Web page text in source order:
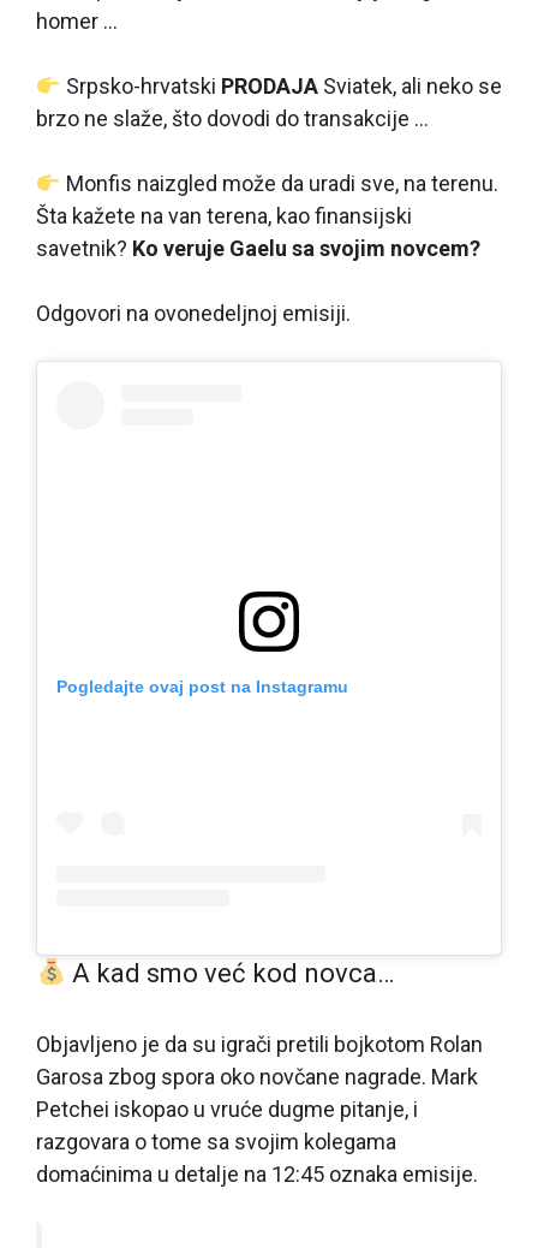
homer …
Srpsko-hrvatski PRODAJASviatek, ali neko se
brzo ne slaže, što dovodi do transakcije …
Monfis naizgled može da uradi sve, na terenu.
Šta kažete na van terena, kao finansijski
savetnik? Ko veruje Gaelu sa svojim novcem?
Odgovori na ovonedeljnoj emisiji.
Pogledajte ovaj post na Instagramu
A kad smo već kod novca…
Objavljeno je da su igrači pretili bojkotom Rolan
Garosa zbog spora oko novčane nagrade. Mark
Petchei iskopao u vruće dugme pitanje, i
razgovara o tome sa svojim kolegama
domaćinima u detalje na 12:45 oznaka emisije.